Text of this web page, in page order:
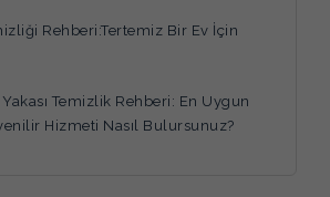
Rehberi:Tertemiz Bir Ev İçin
Temizlik Rehberi: En Uygun
Hizmeti Nasıl Bulursunuz?